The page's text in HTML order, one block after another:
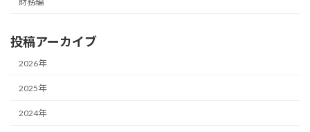
投稿アーカイブ
2026年
2025年
2024年